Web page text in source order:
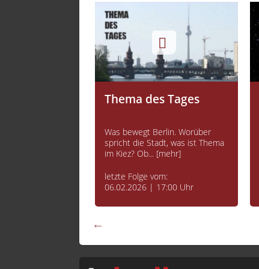
Thema des Tages
Was bewegt Berlin. Worüber
spricht die Stadt, was ist Thema
im Kiez? Ob... [mehr]
letzte Folge vom:
06.02.2026 | 17:00 Uhr